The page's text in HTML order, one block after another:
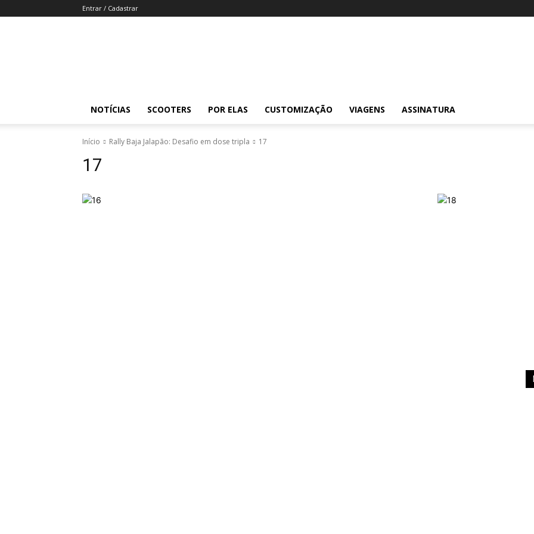
Entrar / Cadastrar
NOTÍCIAS SCOOTERS POR ELAS CUSTOMIZAÇÃO VIAGENS ASSINATURA
Início Rally Baja Jalapão: Desafio em dose tripla 17
17